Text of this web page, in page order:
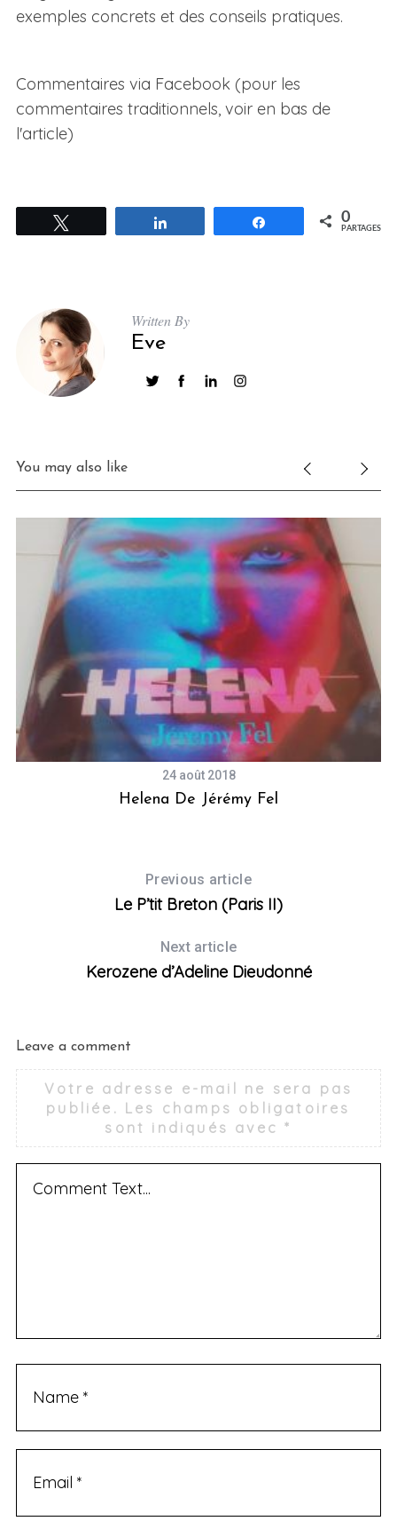
exemples concrets et des conseils pratiques.
Commentaires via Facebook (pour les
commentaires traditionnels, voir en bas de
l'article)
Partagez 0
PARTAGES
Written By
Eve
You may also like
24 août 2018
Helena De Jérémy Fel
Previous article
Le P’tit Breton (Paris II)
Next article
Kerozene d’Adeline Dieudonné
Leave a comment
Votre adresse e-mail ne sera pas
publiée. Les champs obligatoires
sont indiqués avec*